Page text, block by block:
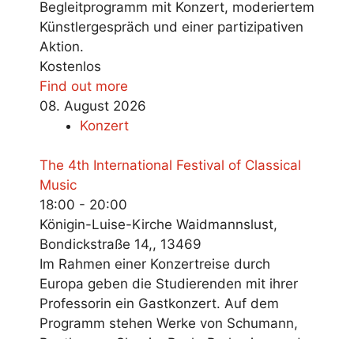
Begleitprogramm mit Konzert, moderiertem
Künstlergespräch und einer partizipativen
Aktion.
Kostenlos
Find out more
08. August 2026
Konzert
The 4th International Festival of Classical
Music
18:00 - 20:00
Königin-Luise-Kirche Waidmannslust,
Bondickstraße 14,, 13469
Im Rahmen einer Konzertreise durch
Europa geben die Studierenden mit ihrer
Professorin ein Gastkonzert. Auf dem
Programm stehen Werke von Schumann,